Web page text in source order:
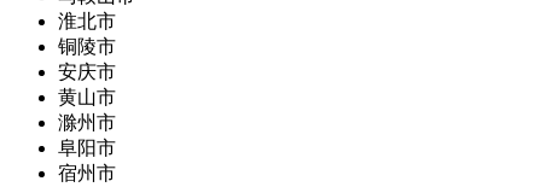
淮北市
铜陵市
安庆市
黄山市
滁州市
阜阳市
宿州市